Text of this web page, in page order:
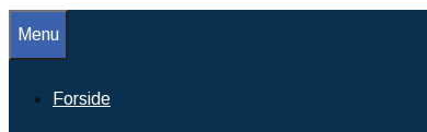
Menu
Forside